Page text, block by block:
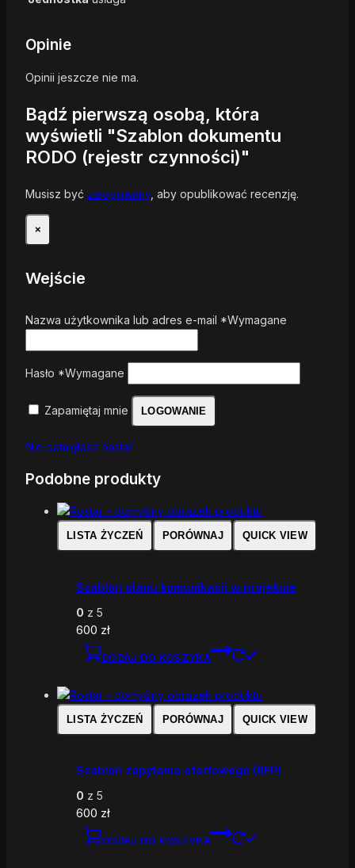
Opinie
Opinii jeszcze nie ma.
Bądź pierwszą osobą, która
wyświetli "Szablon dokumentu
RODO (rejestr czynności)"
Musisz być zalogowany, aby opublikować recenzję.
×
Wejście
Nazwa użytkownika lub adres e-mail *Wymagane
Hasło *Wymagane
Zapamiętaj mnie LOGOWANIE
Nie pamiętasz hasła?
Podobne produkty
LISTA ŻYCZEŃ PORÓWNAJ QUICK VIEW
Szablon planu komunikacji w projekcie
0 z 5
600 zł
DODAJ DO KOSZYKA
LISTA ŻYCZEŃ PORÓWNAJ QUICK VIEW
Szablon zapytania ofertowego (RFP)
0 z 5
600 zł
DODAJ DO KOSZYKA